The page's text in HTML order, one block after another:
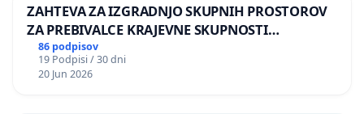
ZAHTEVA ZA IZGRADNJO SKUPNIH PROSTOROV
ZA PREBIVALCE KRAJEVNE SKUPNOSTI
PRESTRANEK
86 podpisov
19 Podpisi / 30 dni
20 Jun 2026